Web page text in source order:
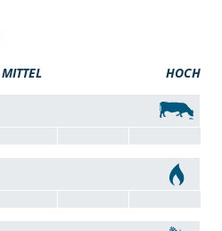
MITTEL HOCH